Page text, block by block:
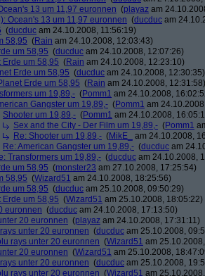
13 um 11,97 euronnen (playaz am
Ocean's 13 um 11,97 euronnen (ducduc am
(ducduc am 24.10.2008, 11:56:19)
58,95 (Rain am 24.10.2008, 12:03:43)
um 58,95 (ducduc am 24.10.2008, 12:07:26)
Erde um 58,95 (Rain am 24.10.2008, 12:23:10)
Erde um 58,95 (ducduc am 24.10.2008, 12:30:35)
Erde um 58,95 (Rain am 24.10.2008, 12:31:58)
um 19,89,- (Pomm1 am 24.10.2008,
Gangster um 19,89,- (Pomm1 am
Shooter um 19,89,- (Pomm1 am 24.10.2008,
Sex and the City - Der Film um 19,89,- (Pomm1
Re: Shooter um 19,89,- (MikE_
am 24.10.2008,
Re: American Gangster um 19,89,- (ducduc am
Transformers um 19,89,- (ducduc am 24.10.2008,
um 58,95 (monster23 am 27.10.2008, 17:25:54)
58,95 (Wizard51 am 24.10.2008, 18:25:56)
um 58,95 (ducduc am 25.10.2008, 09:50:29)
Erde um 58,95 (Wizard51 am 25.10.2008, 18:05:22)
euronnen (ducduc am 24.10.2008, 17:13:50)
20 euronnen (playaz am 24.10.2008, 17:31:11)
unter 20 euronnen (ducduc am 25.10.2008,
rays unter 20 euronnen (Wizard51 am
20 euronnen (Wizard51 am 25.10.2008,
unter 20 euronnen (ducduc am 25.10.2008,
rays unter 20 euronnen (Wizard51 am